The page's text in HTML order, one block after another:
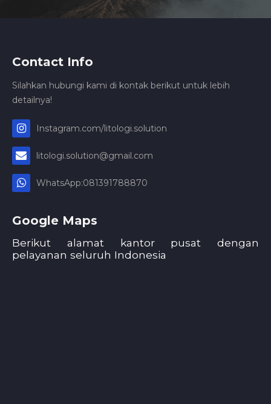
Contact Info
Silahkan hubungi kami di kontak berikut untuk lebih
detailnya!
Instagram.com/litologi.solution
litologi.solution@gmail.com
WhatsApp:081391788870
Google Maps
Berikut alamat kantor pusat dengan
pelayanan seluruh Indonesia